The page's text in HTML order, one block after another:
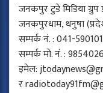
जनकपुर टुडे मिडिया ग्रुप
जनकपुरधाम, धनुषा
सम्पर्क नं. : 041-590101
सम्पर्क मो. नं. :
इमेल:
र